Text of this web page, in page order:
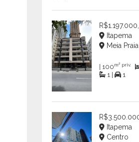
Itapema
Meia Praia
| 100m² priv.
1 |
1
Itapema
Centro